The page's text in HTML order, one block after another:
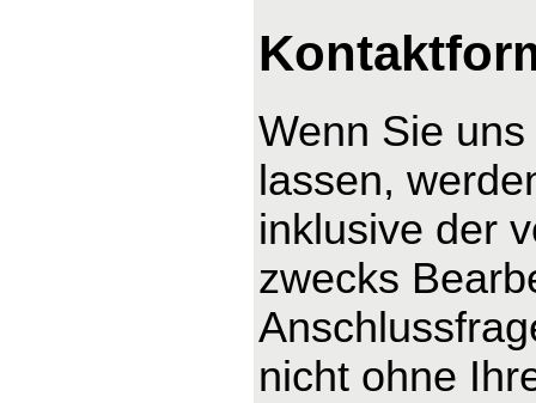
Wenn Sie
lassen,
inklusive der
zwecks
nicht ohne